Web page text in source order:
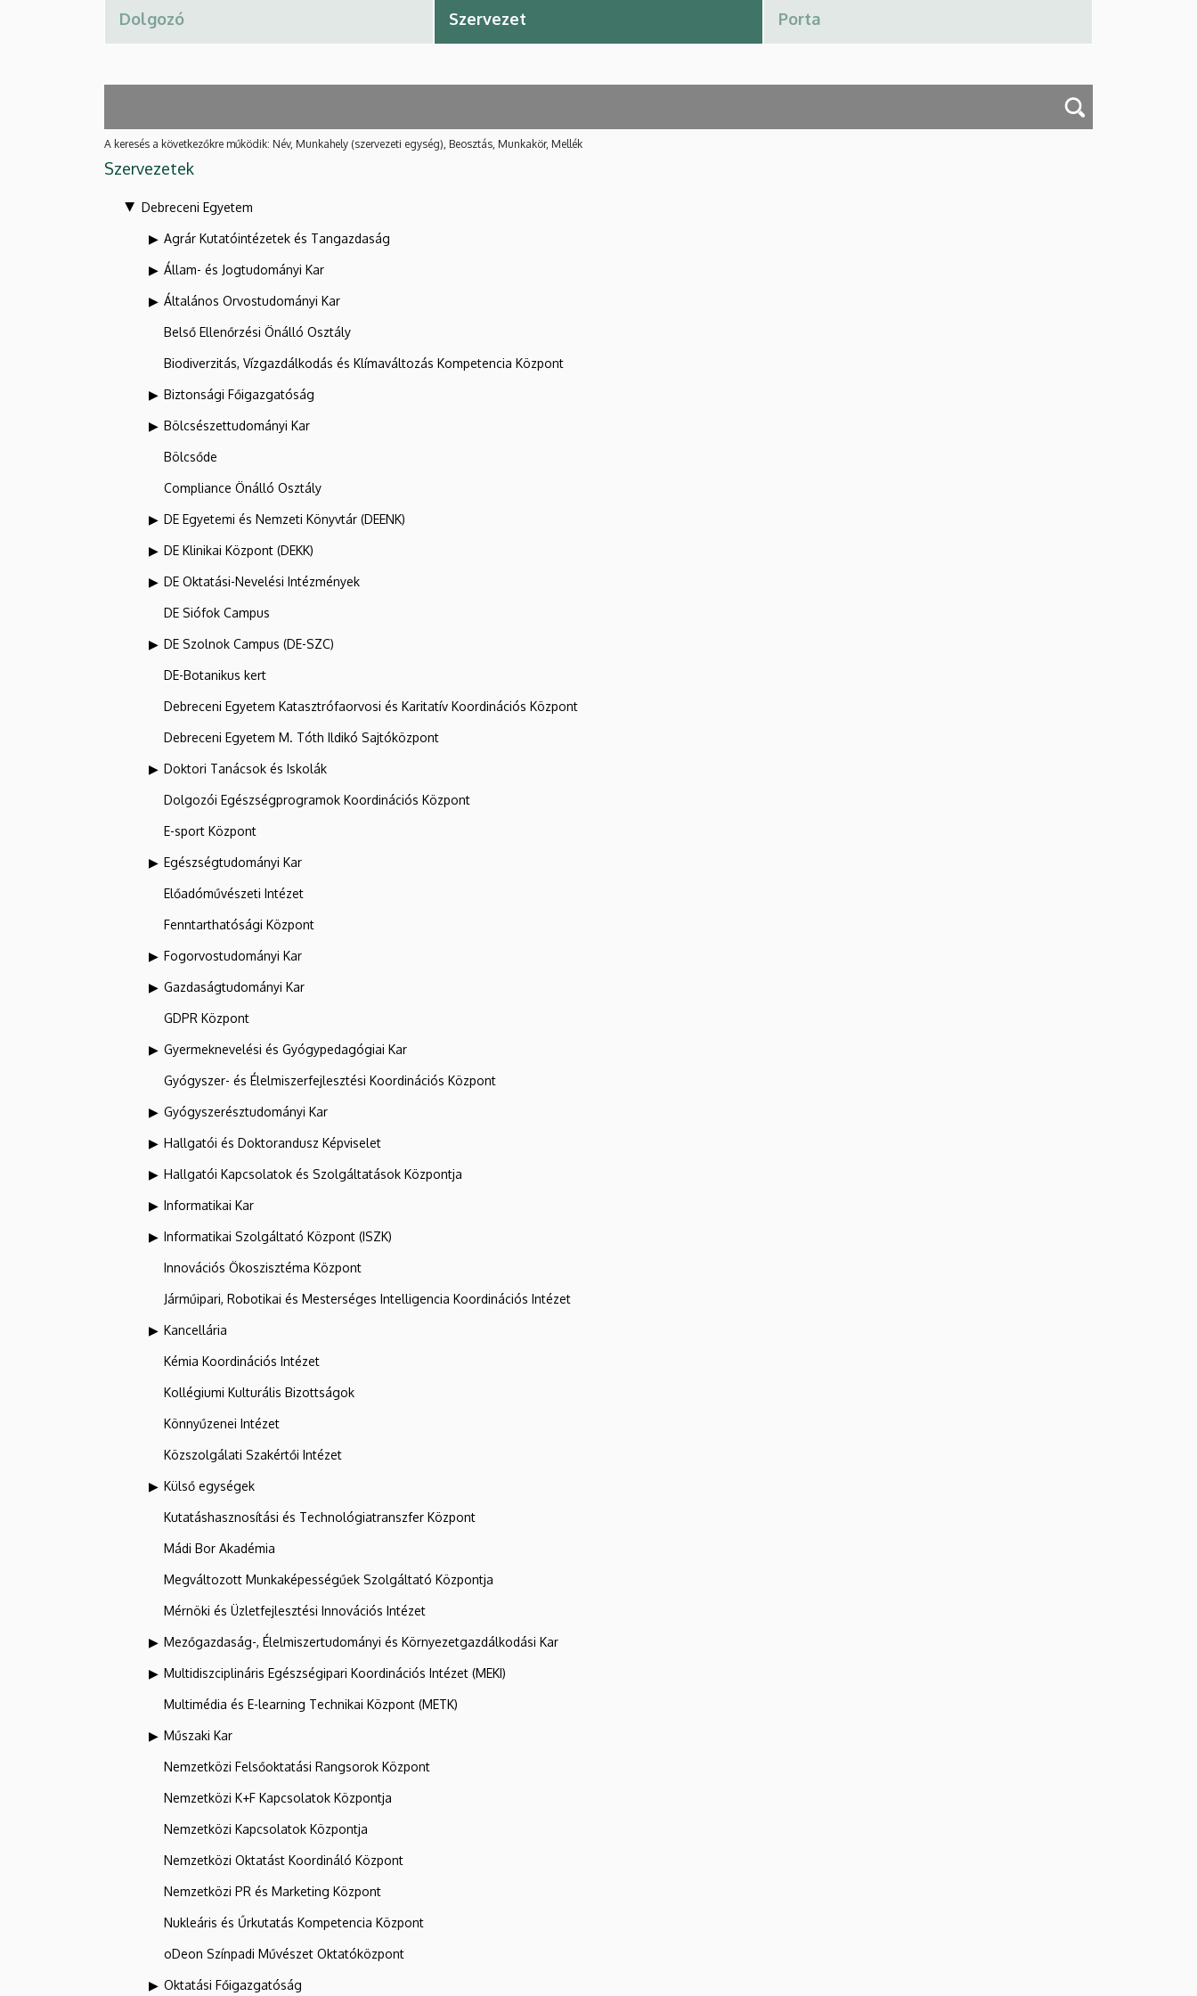
A keresés a következőkre működik: Név, Munkahely (szervezeti egység), Beosztás, Munkakör, Mellék
Szervezetek
Debreceni Egyetem
Agrár Kutatóintézetek és Tangazdaság
Állam- és Jogtudományi Kar
Általános Orvostudományi Kar
Belső Ellenőrzési Önálló Osztály
Biodiverzitás, Vízgazdálkodás és Klímaváltozás Kompetencia Központ
Biztonsági Főigazgatóság
Bölcsészettudományi Kar
Bölcsőde
Compliance Önálló Osztály
DE Egyetemi és Nemzeti Könyvtár (DEENK)
DE Klinikai Központ (DEKK)
DE Oktatási-Nevelési Intézmények
DE Siófok Campus
DE Szolnok Campus (DE-SZC)
DE-Botanikus kert
Debreceni Egyetem Katasztrófaorvosi és Karitatív Koordinációs Központ
Debreceni Egyetem M. Tóth Ildikó Sajtóközpont
Doktori Tanácsok és Iskolák
Dolgozói Egészségprogramok Koordinációs Központ
E-sport Központ
Egészségtudományi Kar
Előadóművészeti Intézet
Fenntarthatósági Központ
Fogorvostudományi Kar
Gazdaságtudományi Kar
GDPR Központ
Gyermeknevelési és Gyógypedagógiai Kar
Gyógyszer- és Élelmiszerfejlesztési Koordinációs Központ
Gyógyszerésztudományi Kar
Hallgatói és Doktorandusz Képviselet
Hallgatói Kapcsolatok és Szolgáltatások Központja
Informatikai Kar
Informatikai Szolgáltató Központ (ISZK)
Innovációs Ökoszisztéma Központ
Járműipari, Robotikai és Mesterséges Intelligencia Koordinációs Intézet
Kancellária
Kémia Koordinációs Intézet
Kollégiumi Kulturális Bizottságok
Könnyűzenei Intézet
Közszolgálati Szakértői Intézet
Külső egységek
Kutatáshasznosítási és Technológiatranszfer Központ
Mádi Bor Akadémia
Megváltozott Munkaképességűek Szolgáltató Központja
Mérnöki és Üzletfejlesztési Innovációs Intézet
Mezőgazdaság-, Élelmiszertudományi és Környezetgazdálkodási Kar
Multidiszciplináris Egészségipari Koordinációs Intézet (MEKI)
Multimédia és E-learning Technikai Központ (METK)
Műszaki Kar
Nemzetközi Felsőoktatási Rangsorok Központ
Nemzetközi K+F Kapcsolatok Központja
Nemzetközi Kapcsolatok Központja
Nemzetközi Oktatást Koordináló Központ
Nemzetközi PR és Marketing Központ
Nukleáris és Űrkutatás Kompetencia Központ
oDeon Színpadi Művészet Oktatóközpont
Oktatási Főigazgatóság